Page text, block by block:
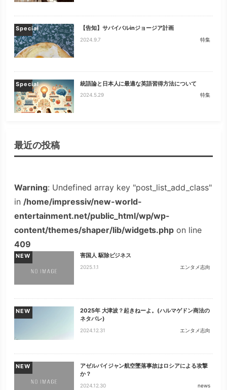
Special 【告知】サバイバルinジョージア計画
2024.9.7 特集
Special 統語論と日本人に最適な英語習得方法について
2024.5.29 特集
最近の投稿
Warning: Undefined array key "post_list_add_class"
in /home/impressiv/new-world-
entertainment.net/public_html/wp/wp-
content/themes/shaper/lib/widgets.php on line
409
NEW 害国人 駆除ビジネス
2025.1.1 エンタメ志向
NEW
2025年 大津波？起きねーよ。(ハルマゲドン商法の
ネタバレ)
2024.12.31 エンタメ志向
NEW
アゼルバイジャン航空墜落事故はロシアによる攻撃
か？
2024.12.30 news